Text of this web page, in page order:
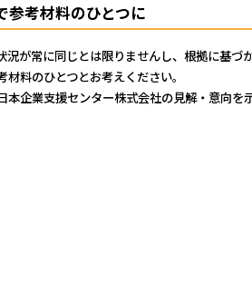
参考材料のひとつに
が常に同じとは限りませんし、根拠に基づ
材料のひとつとお考えください。
本企業支援センター株式会社の見解・意向を